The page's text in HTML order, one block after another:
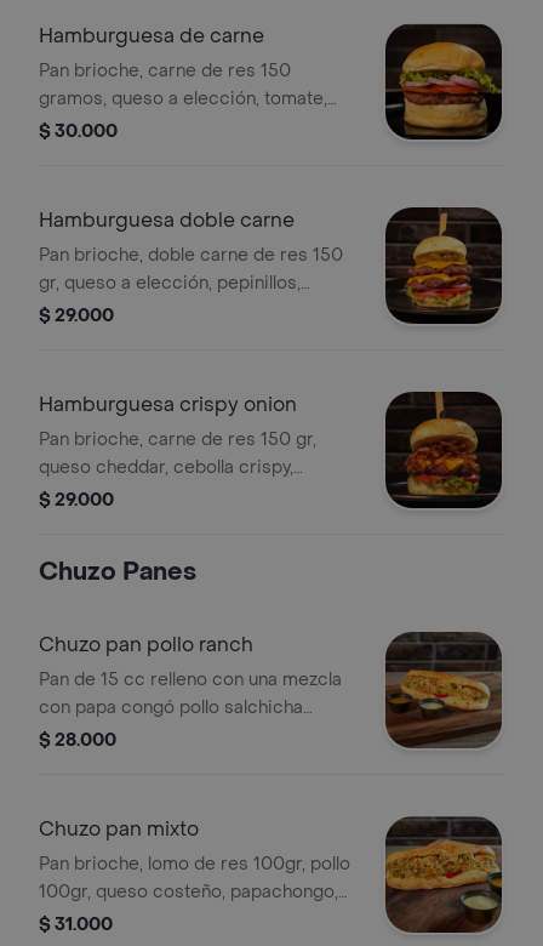
Hamburguesa de carne
Pan brioche, carne de res 150
gramos, queso a elección, tomate,
lechuga, cebolla y salsa de la casa.
$ 30.000
Hamburguesa doble carne
Pan brioche, doble carne de res 150
gr, queso a elección, pepinillos,
cebolla, lechuga, tomate y salsa de la
$ 29.000
Hamburguesa crispy onion
Pan brioche, carne de res 150 gr,
queso cheddar, cebolla crispy,
tomate, lechuga y salsa de la casa.
$ 29.000
Chuzo Panes
Chuzo pan pollo ranch
Pan de 15 cc relleno con una mezcla
con papa congó pollo salchicha
ranchera salsa tártara, salsa piña y
$ 28.000
Chuzo pan mixto
Pan brioche, lomo de res 100gr, pollo
100gr, queso costeño, papachongo,
salsa tártara, salsa de piña.
$ 31.000